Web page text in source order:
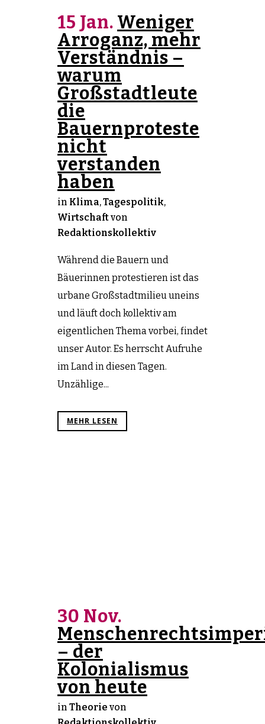
15 Jan. Weniger
Arroganz, mehr
Verständnis –
warum
Großstadtleute
die
Bauernproteste
nicht
verstanden
haben
in Klima,Tagespolitik,
Wirtschaftvon
Redaktionskollektiv
Während die Bauern und
Bäuerinnen protestieren ist das
urbane Großstadtmilieu uneins
und läuft doch kollektiv am
eigentlichen Thema vorbei, findet
unser Autor. Es herrscht Aufruhe
im Land in diesen Tagen.
Unzählige...
MEHR LESEN
30 Nov.
– der
Kolonialismus
von heute
in Theorie von